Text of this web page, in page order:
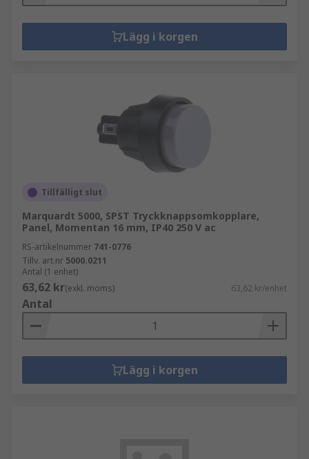
Lägg i korgen
Tillfälligt slut
Marquardt 5000, SPST Tryckknappsomkopplare,
Panel, Momentan 16 mm, IP40 250 V ac
RS-artikelnummer 741-0776
Tillv. art.nr 5000.0211
Antal (1 enhet)
63,62 kr(exkl. moms) 63,62 kr/enhet
Antal
Lägg i korgen